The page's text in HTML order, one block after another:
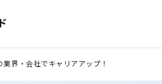
界・会社でキャリアアップ！